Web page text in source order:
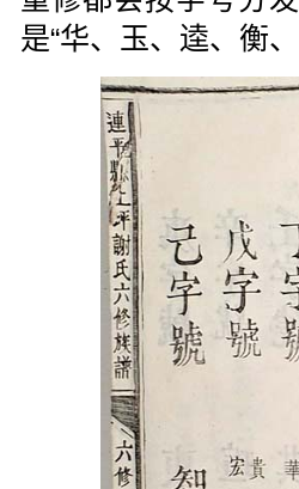
是“华、玉、逵、衡